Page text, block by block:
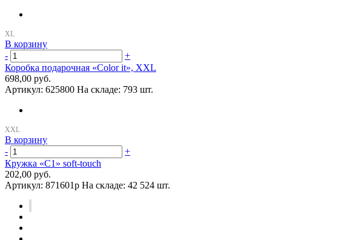
В корзину
-
+
Коробка подарочная «Color it», XXL
698,00 руб.
Артикул: 625800 На складе: 793 шт.
В корзину
-
+
Кружка «C1» soft-touch
202,00 руб.
Артикул: 871601p На складе: 42 524 шт.